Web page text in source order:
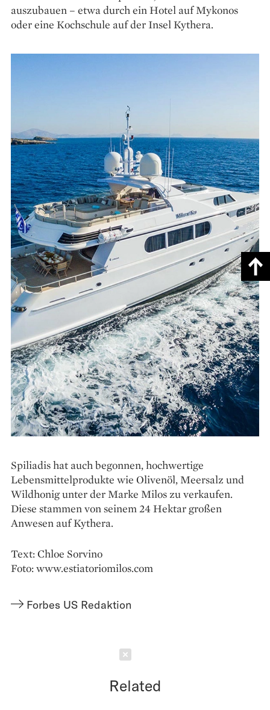
auszubauen – etwa durch ein Hotel auf Mykonos
oder eine Kochschule auf der Insel Kythera.
Spiliadis hat auch begonnen, hochwertige
Lebensmittelprodukte wie Olivenöl, Meersalz und
Wildhonig unter der Marke Milos zu verkaufen.
Diese stammen von seinem 24 Hektar großen
Anwesen auf Kythera.
Text: Chloe Sorvino
Foto: www.estiatoriomilos.com
Forbes US Redaktion
Related